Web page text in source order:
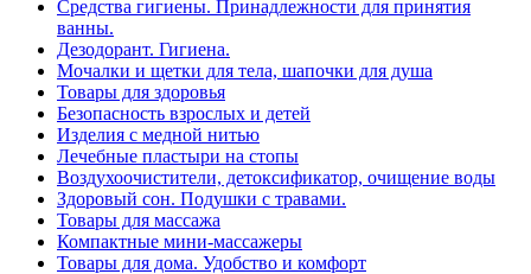
Средства гигиены. Принадлежности для принятия
ванны.
Дезодорант. Гигиена.
Мочалки и щетки для тела, шапочки для душа
Товары для здоровья
Безопасность взрослых и детей
Изделия с медной нитью
Лечебные пластыри на стопы
Воздухоочистители, детоксификатор, очищение воды
Здоровый сон. Подушки с травами.
Товары для массажа
Компактные мини-массажеры
Товары для дома. Удобство и комфорт